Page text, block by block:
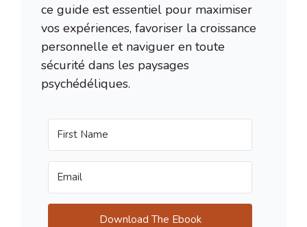
ce guide est essentiel pour maximiser
vos expériences, favoriser la croissance
personnelle et naviguer en toute
sécurité dans les paysages
psychédéliques.
Download The Ebook